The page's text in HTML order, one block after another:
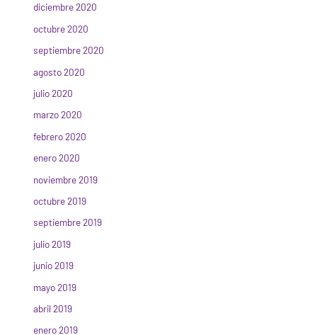
diciembre 2020
octubre 2020
septiembre 2020
agosto 2020
julio 2020
marzo 2020
febrero 2020
enero 2020
noviembre 2019
octubre 2019
septiembre 2019
julio 2019
junio 2019
mayo 2019
abril 2019
enero 2019